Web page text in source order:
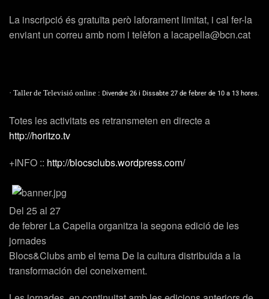
La inscripció és gratuïta però laforament limitat, i cal fer-la
enviant un correu amb nom i telèfon a lacapella@bcn.cat
· Taller de Televisió online : Divendre 26 i Dissabte 27 de febrer de 10 a 13 hores.
Totes les activitats es retransmeten en directe a
http://horitzo.tv
+INFO :: http://blocsclubs.wordpress.com/
Del 25 al 27
de febrer La Capella organitza la segona edició de les
jornades
Blocs&Clubs amb el tema De la cultura distribuïda a la
transformación del coneixement.